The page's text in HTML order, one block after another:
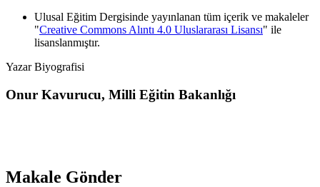
Ulusal Eğitim Dergisinde yayınlanan tüm içerik ve makaleler
"Creative Commons Alıntı 4.0 Uluslararası Lisansı" ile
lisanslanmıştır.
Yazar Biyografisi
Onur Kavurucu, Milli Eğitin Bakanlığı
Makale Gönder